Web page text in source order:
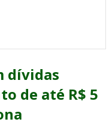
dívidas
de até R$ 5